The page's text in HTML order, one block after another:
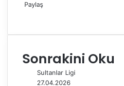
Paylaş
c
b
o
n
e
d
m
r
n
e
r
d
i
t
a
s
A
p
l
g
r
a
P
s
t
a
z
ı
r
Sonrakini Oku
Sultanlar Ligi
27.04.2026